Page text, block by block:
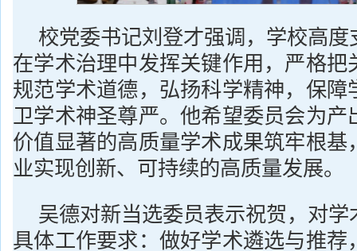
校党委书记刘登才强调，学校高
在学术治理中发挥关键作用，严格把
规范学术道德，弘扬科学精神，保障
卫学术神圣尊严。他希望委员会为产
价值显著的高质量学术成果筑牢根基
业实现创新、可持续的高质量发展。
吴德对新当选委员表示祝贺，对
具体工作要求：做好学术遴选与推荐